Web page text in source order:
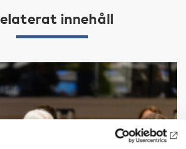
innehåll